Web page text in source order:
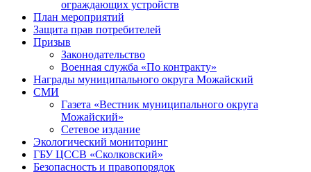
ограждающих устройств
План мероприятий
Защита прав потребителей
Призыв
Законодательство
Военная служба «По контракту»
Награды муниципального округа Можайский
СМИ
Газета «Вестник муниципального округа
Можайский»
Сетевое издание
Экологический мониторинг
ГБУ ЦССВ «Сколковский»
Безопасность и правопорядок